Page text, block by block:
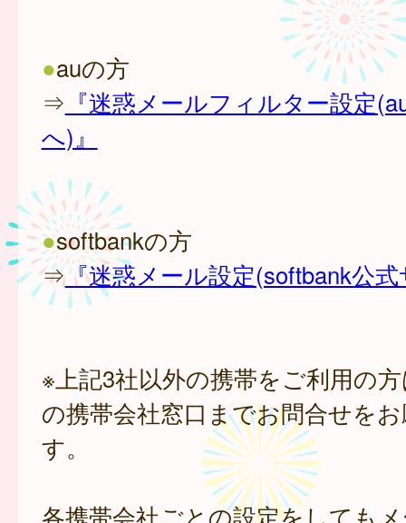
●auの方
⇒ 『迷惑メールフィルター設定
へ)』
●softbankの方
⇒『迷惑メール設定(softbank公
※上記3社以外の携帯をご利用の
の携帯会社窓口までお問合せを
す。
各携帯会社ごとの設定をしても